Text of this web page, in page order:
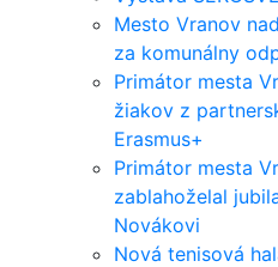
Mesto Vranov
za komunálny
Primátor mesta
žiakov z
Erasmus+
Primátor mesta
zablahoželal
Novákovi
Nová tenisová